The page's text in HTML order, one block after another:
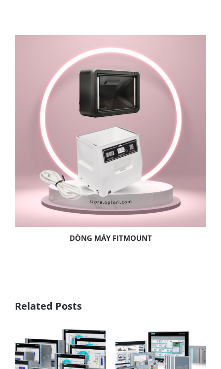
DÒNG MÁY FITMOUNT
Related Posts